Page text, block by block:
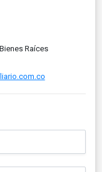
Raíces